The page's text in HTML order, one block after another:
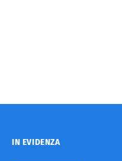
IN EVIDENZA